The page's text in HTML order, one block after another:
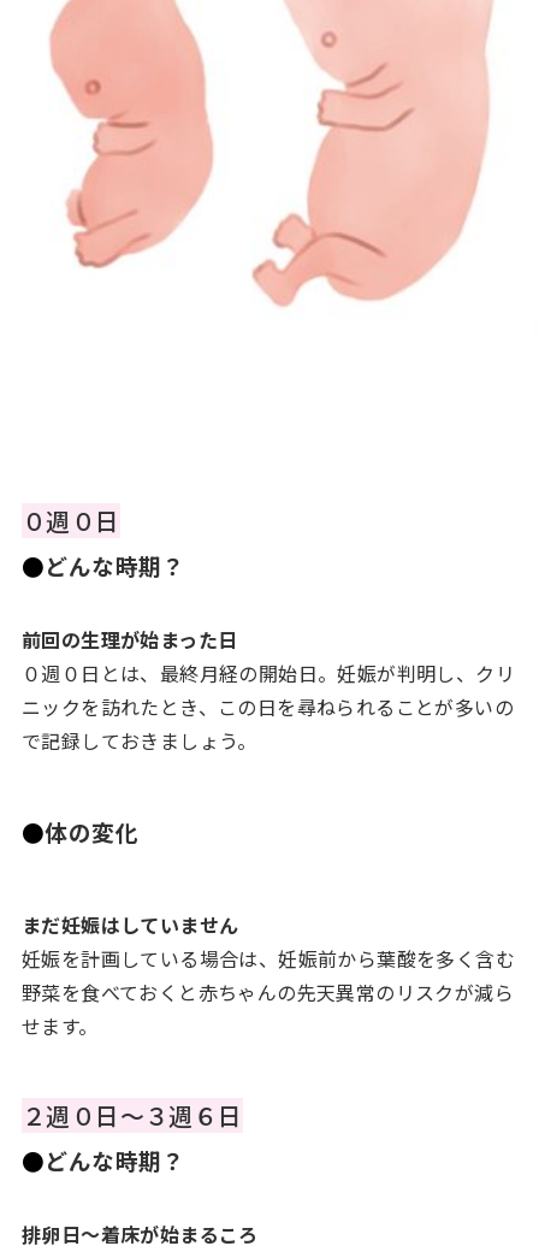
０週０日
●どんな時期？
前回の生理が始まった日
０週０日とは、最終月経の開始日。妊娠が判明し、クリ
ニックを訪れたとき、この日を尋ねられることが多いの
で記録しておきましょう。
●体の変化
まだ妊娠はしていません
妊娠を計画している場合は、妊娠前から葉酸を多く含む
野菜を食べておくと赤ちゃんの先天異常のリスクが減ら
せます。
２週０日～３週６日
●どんな時期？
排卵日～着床が始まるころ